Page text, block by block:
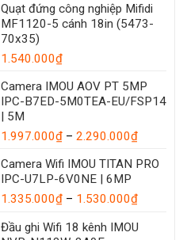
Quạt đứng công nghiệp Mifidi
MF1120-5 cánh 18in (5473-
70x35)
1.540.000₫
Camera IMOU AOV PT 5MP
IPC-B7ED-5M0TEA-EU/FSP14
| 5M
1.997.000₫ – 2.290.000₫Khoảng
từ
đến
Camera Wifi IMOU TITAN PRO
IPC-U7LP-6V0NE | 6MP
1.335.000₫ – 1.530.000₫Khoảng
từ
Đầu ghi Wifi 18 kênh IMOU